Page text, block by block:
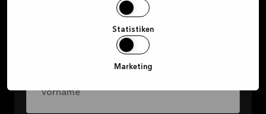
Statistiken
Marketing
Melde dich für unseren Newsletter an, um über
all die coolen Aktionen, die wir für dich
vorbereiten, auf dem Laufenden zu bleiben.
Vorname